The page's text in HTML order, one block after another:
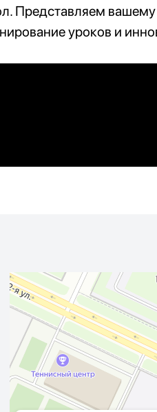
Представляем
уроков и